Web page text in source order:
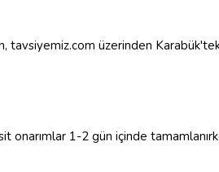
tavsiyemiz.com üzerinden
1-2 gün içinde